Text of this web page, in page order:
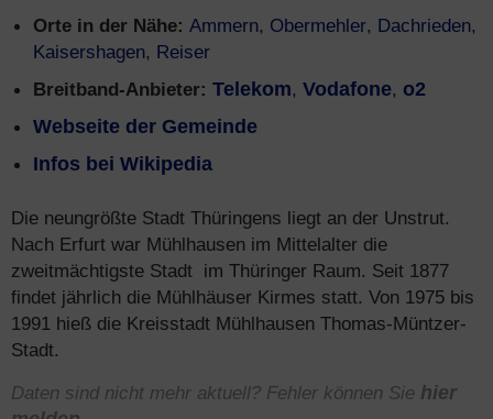
Orte in der Nähe: Ammern, Obermehler, Dachrieden,
Kaisershagen, Reiser
Breitband-Anbieter: Telekom, Vodafone, o2
Webseite der Gemeinde
Infos bei Wikipedia
Die neungrößte Stadt Thüringens liegt an der Unstrut.
Nach Erfurt war Mühlhausen im Mittelalter die
zweitmächtigste Stadt im Thüringer Raum. Seit 1877
findet jährlich die Mühlhäuser Kirmes statt. Von 1975 bis
1991 hieß die Kreisstadt Mühlhausen Thomas-Müntzer-
Stadt.
Daten sind nicht mehr aktuell? Fehler können Sie hier